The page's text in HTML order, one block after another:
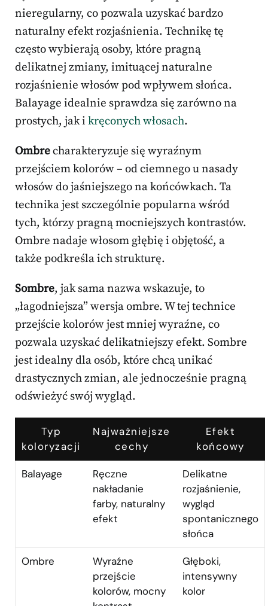
nieregularny, co pozwala uzyskać bardzo
naturalny efekt rozjaśnienia. Technikę tę
często wybierają osoby, które pragną
delikatnej zmiany, imituącej naturalne
rozjaśnienie włosów pod wpływem słońca.
Balayage idealnie sprawdza się zarówno na
prostych, jak i kręconych włosach.
Ombrecharakteryzuje się wyraźnym
przejściem kolorów – od ciemnego u nasady
włosów do jaśniejszego na końcówkach. Ta
technika jest szczególnie popularna wśród
tych, którzy pragną mocniejszych kontrastów.
Ombre nadaje włosom głębię i objętość, a
także podkreśla ich strukturę.
Sombre, jak sama nazwa wskazuje, to
„łagodniejsza” wersja ombre. W tej technice
przejście kolorów jest mniej wyraźne, co
pozwala uzyskać delikatniejszy efekt. Sombre
jest idealny dla osób, które chcą unikać
drastycznych zmian, ale jednocześnie pragną
odświeżyć swój wygląd.
Typ
koloryzacji
Najważniejsze
cechy
Efekt
końcowy
Balayage
Ręczne
nakładanie
farby, naturalny
efekt
Delikatne
rozjaśnienie,
wygląd
spontanicznego
słońca
Ombre
Wyraźne
przejście
kolorów, mocny
Głęboki,
intensywny
kolor